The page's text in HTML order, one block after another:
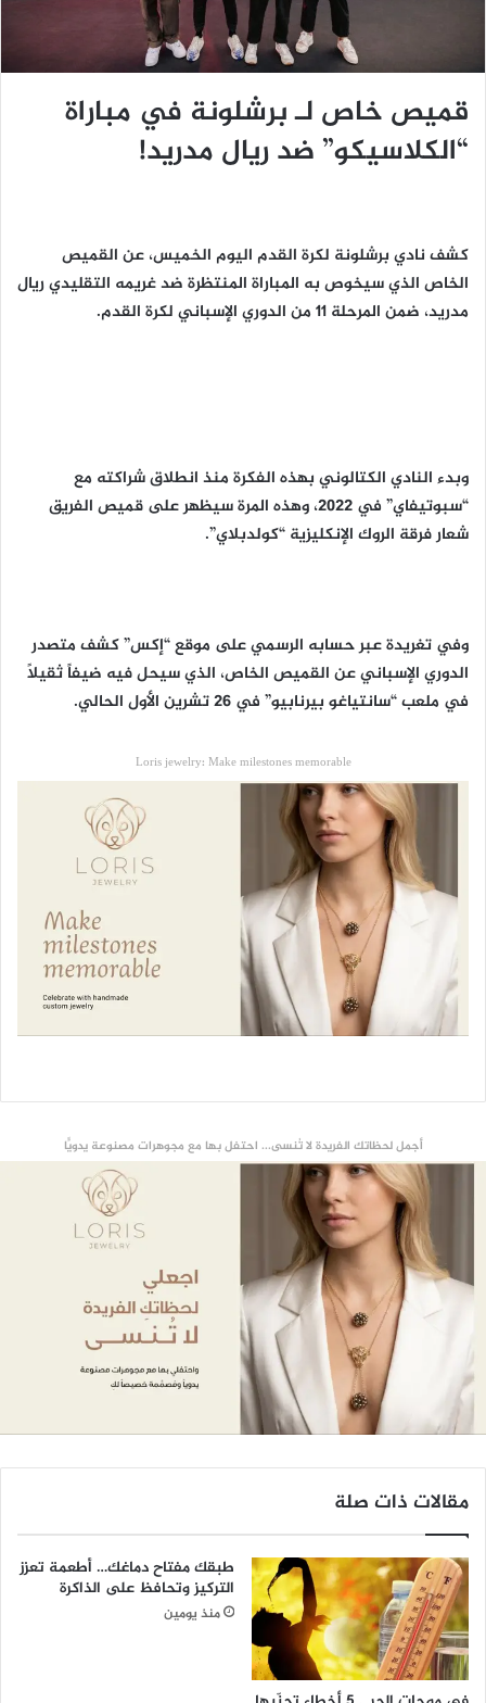
قميص خاص لـ برشلونة في مباراة
“الكلاسيكو” ضد ريال مدريد!
كشف نادي برشلونة لكرة القدم اليوم الخميس، عن القميص
الخاص الذي سيخوص به المباراة المنتظرة ضد غريمه التقليدي ريال
مدريد، ضمن المرحلة 11 من الدوري الإسباني لكرة القدم.
وبدء النادي الكتالوني بهذه الفكرة منذ انطلاق شراكته مع
“سبوتيفاي” في 2022، وهذه المرة سيظهر على قميص الفريق
شعار فرقة الروك الإنكليزية “كولدبلاي”.
وفي تغريدة عبر حسابه الرسمي على موقع “إكس” كشف متصدر
الدوري الإسباني عن القميص الخاص، الذي سيحل فيه ضيفاً ثقيلاً
في ملعب “سانتياغو بيرنابيو” في 26 تشرين الأول الحالي.
Loris jewelry: Make milestones memorable
أجمل لحظاتك الفريدة لا تُنسى... احتفل بها مع مجوهرات مصنوعة يدويًّا
مقالات ذات صلة
طبقك مفتاح دماغك… أطعمة تعزز
التركيز وتحافظ على الذاكرة
منذ يومين